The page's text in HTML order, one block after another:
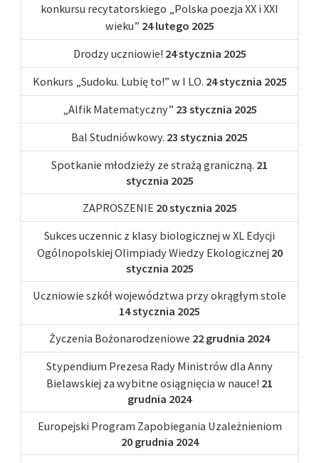
konkursu recytatorskiego „Polska poezja XX i XXI
wieku” 24 lutego 2025
Drodzy uczniowie! 24 stycznia 2025
Konkurs „Sudoku. Lubię to!” w I LO. 24 stycznia 2025
„Alfik Matematyczny” 23 stycznia 2025
Bal Studniówkowy. 23 stycznia 2025
Spotkanie młodzieży ze strażą graniczną. 21
stycznia 2025
ZAPROSZENIE 20 stycznia 2025
Sukces uczennic z klasy biologicznej w XL Edycji
Ogólnopolskiej Olimpiady Wiedzy Ekologicznej 20
stycznia 2025
Uczniowie szkół województwa przy okrągłym stole
14 stycznia 2025
Życzenia Bożonarodzeniowe 22 grudnia 2024
Stypendium Prezesa Rady Ministrów dla Anny
Bielawskiej za wybitne osiągnięcia w nauce! 21
grudnia 2024
Europejski Program Zapobiegania Uzależnieniom
20 grudnia 2024